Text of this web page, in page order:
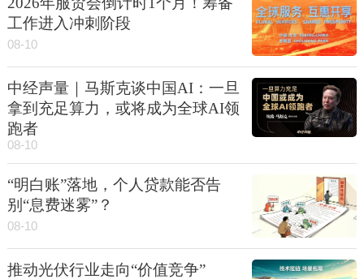
工作进入冲刺阶段
08-10
中经声量｜马斯克谈中国AI：一旦
拿到充足算力，或将成为全球AI领
跑者
08-10
“明白账”落地，个人贷款能否告
别“息费迷雾”？
08-10
推动光伏行业走向“价值竞争”